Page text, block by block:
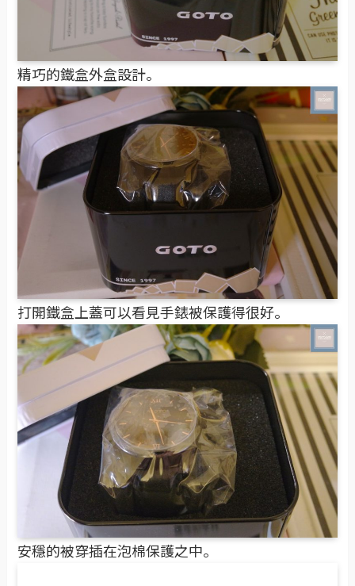
精巧的鐵盒外盒設計。
打開鐵盒上蓋可以看見手錶被保護得很好。
安穩的被穿插在泡棉保護之中。